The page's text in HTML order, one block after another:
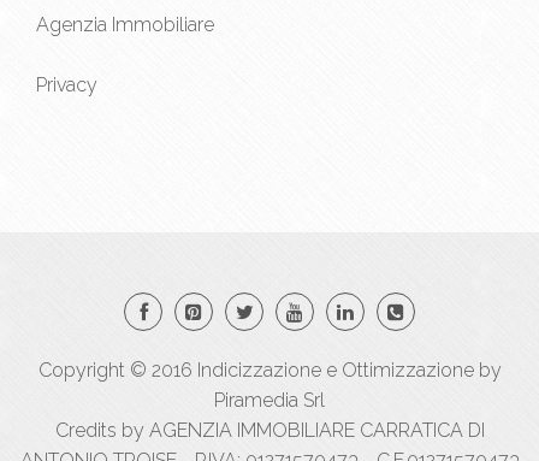
Agenzia Immobiliare
Privacy
Copyright © 2016 Indicizzazionee Ottimizzazioneby
Piramedia Srl
Credits by AGENZIA IMMOBILIARE CARRATICA DI